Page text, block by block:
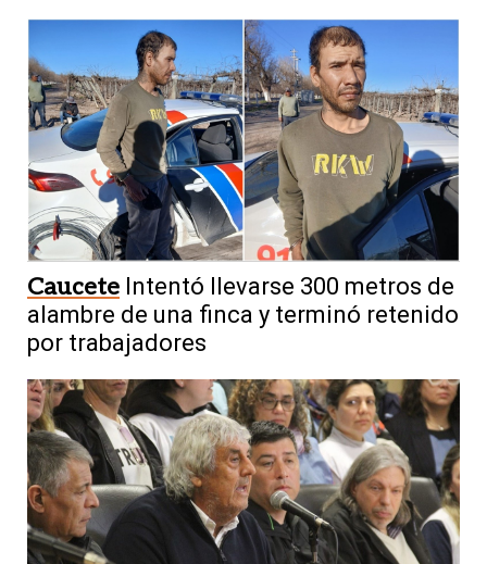
Caucete Intentó llevarse 300 metros de
alambre de una finca y terminó retenido
por trabajadores